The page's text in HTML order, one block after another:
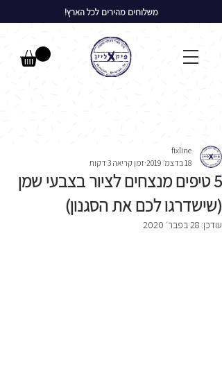
משלוחים מהירים לכל הארץ!
5 טיפים מנצחים לציור בצבעי שמן
(שישדרגו לכם את הסגנון)
fixline
18 בדצמ׳ 2019
זמן קריאה 3 דקות
עודכן: 28 בפבר׳ 2020